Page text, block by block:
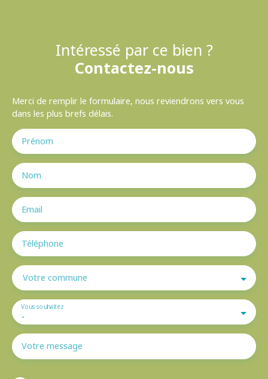
Intéressé par ce bien ?
Contactez-nous
Merci de remplir le formulaire, nous reviendrons vers vous
dans les plus brefs délais.
Prénom
Nom
Email
Téléphone
Votre commune
-
Vous souhaitez
Votre message